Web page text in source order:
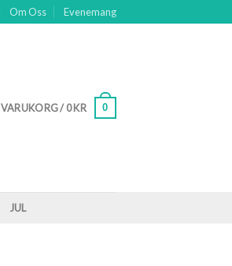
Om Oss Evenemang
VARUKORG /0KR 0
JUL